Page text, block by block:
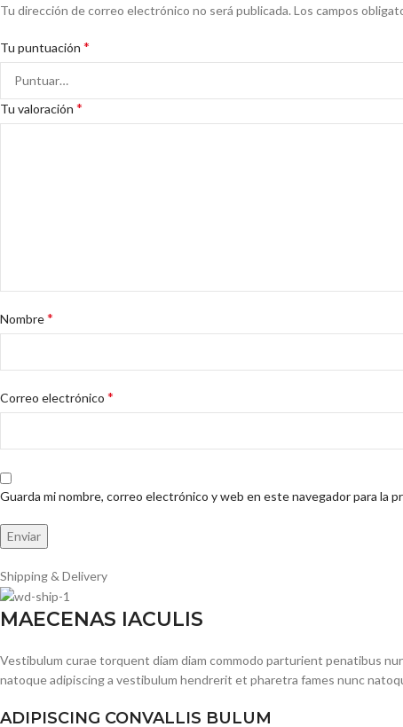
Tu dirección de correo electrónico no será publicada. Los campos
Tu puntuación *
Tu valoración *
Nombre*
Correo electrónico *
Guarda mi nombre, correo electrónico y web en este navegador para la
Shipping & Delivery
MAECENAS IACULIS
Vestibulum curae torquent diam diam commodo parturient penatibus
natoque adipiscing a vestibulum hendrerit et pharetra fames nunc
ADIPISCING CONVALLIS BULUM